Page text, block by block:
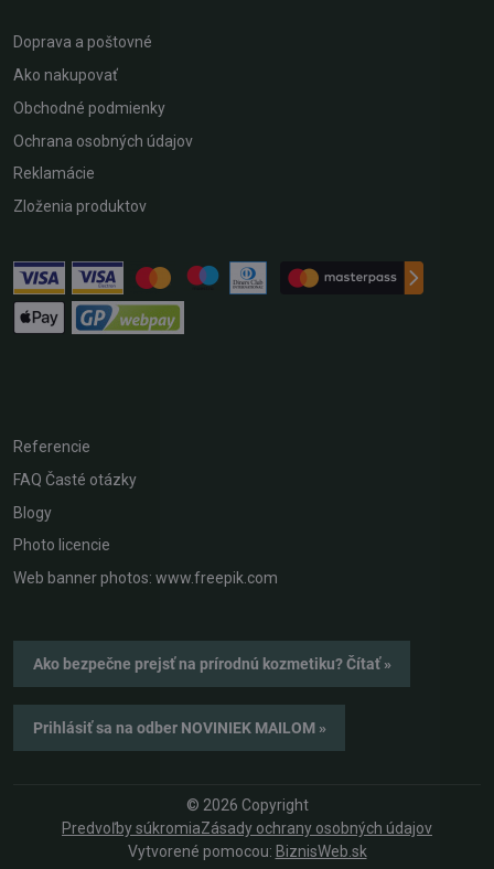
Doprava a poštovné
Ako nakupovať
Obchodné podmienky
Ochrana osobných údajov
Reklamácie
Zloženia produktov
Referencie
FAQ Časté otázky
Blogy
Photo licencie
Web banner photos: www.freepik.com
Ako bezpečne prejsť na prírodnú kozmetiku? Čítať »
Prihlásiť sa na odber NOVINIEK MAILOM »
© 2026 Copyright
Predvoľby súkromiaZásady ochrany osobných údajov
Vytvorené pomocou: BiznisWeb.sk